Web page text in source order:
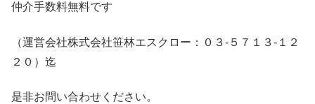
仲介手数料無料です
（運営会社株式会社笹林エスクロー：０３-５７１３-１２
２０）迄
是非お問い合わせください。